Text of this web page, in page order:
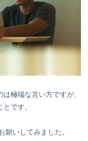
極端な言い方ですが、
とです。
いしてみました。